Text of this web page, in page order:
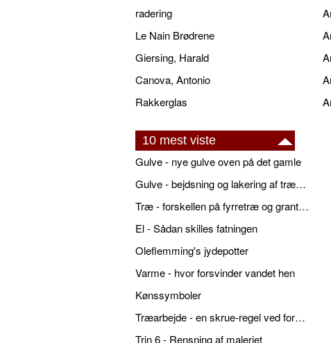
radering
Le Nain Brødrene
Giersing, Harald
Canova, Antonio
Rakkerglas
10 mest viste
Gulve - nye gulve oven på det gamle
Gulve - bejdsning og lakering af trægulve
Træ - forskellen på fyrretræ og grantræ
El - Sådan skilles fatningen
Oleflemming's jydepotter
Varme - hvor forsvinder vandet hen
Kønssymboler
Træarbejde - en skrue-regel ved forboring
Trin 6 - Rensning af maleriet